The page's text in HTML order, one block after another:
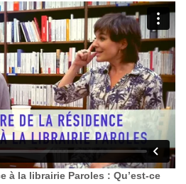
à la librairie Paroles : Qu’est-ce